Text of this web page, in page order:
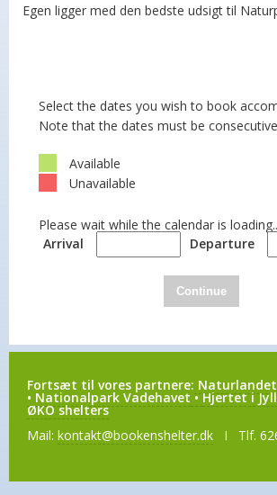
Egen ligger med den bedste udsigt til
Select the dates you wish to book
Note that the dates must be
Available
Unavailable
Please wait while the calendar is
Arrival
Departure
Continue
Fortsæt til vores partnere:
• Nationalpark Vadehavet •Hjertet i
ØKO shelters
Mail: kontakt@bookenshelter.dk I Tlf.